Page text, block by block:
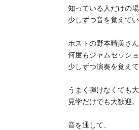
知っている人だけの
少しずつ音を覚えてい
ホストの野本晴美さん
何度もジャムセッシ
少しずつ演奏を覚え
うまく弾けなくても大
見学だけでも大歓迎。
音を通して、